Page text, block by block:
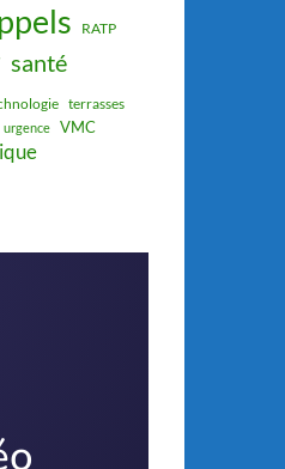
RATP
santé
terrasses
urgence VMC